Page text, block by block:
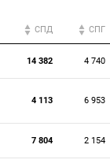
CПД CПГ
14 382 4 740
4 113 6 953
7 804 2 154